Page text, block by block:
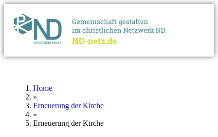
Home
»
Erneuerung der Kirche
»
Erneuerung der Kirche